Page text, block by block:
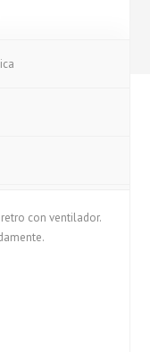
con ventilador.